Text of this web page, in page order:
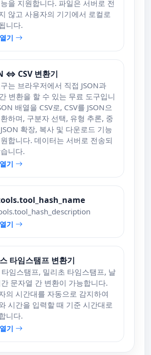
을 지원합니다. 파일은 서버로 전
않고 사용자의 기기에서 로컬로
니다.
기
⇔ CSV 변환기
는 브라우저에서 직접 JSON과
변환을 할 수 있는 무료 도구입니
배열을 CSV로, CSV를 JSON으
하며, 구분자 선택, 유형 추론, 중
확장, 복사 및 다운로드 기능
합니다. 데이터는 서버로 전송되
니다.
기
기
타임스탬프 변환기
임스탬프, 밀리초 타임스탬프, 날
문자열 간 변환이 가능합니다.
의 시간대를 자동으로 감지하여
시간을 입력할 때 기준 시간대로
니다.
기